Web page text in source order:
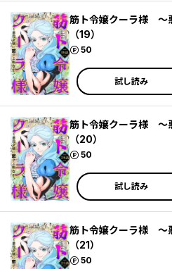
筋ト令嬢クーラ様 ～
（19）
50
ポイント
試し読み
筋ト令嬢クーラ様 ～
（20）
50
ポイント
試し読み
筋ト令嬢クーラ様 ～
（21）
50
ポイント